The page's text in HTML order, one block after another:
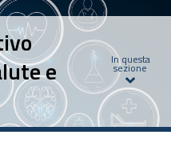
e
In questa
sezione